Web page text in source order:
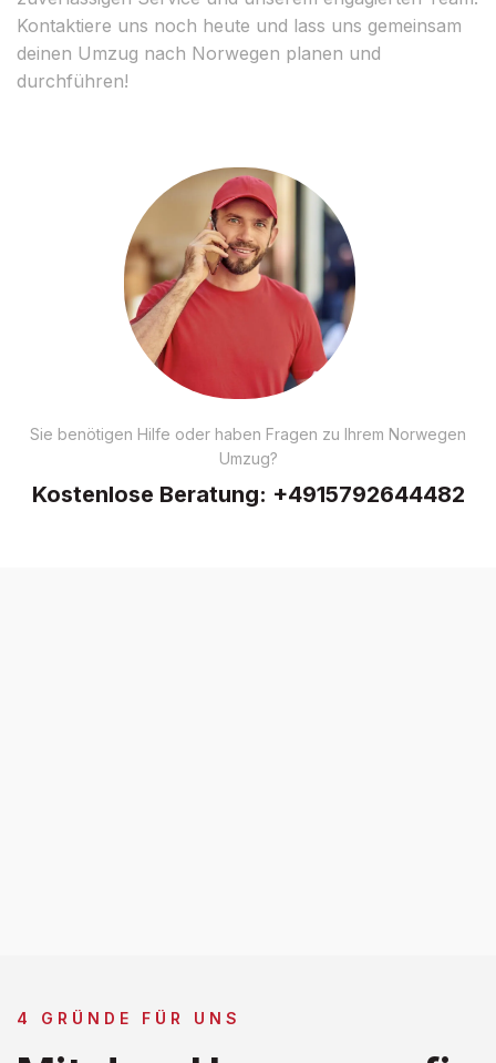
Kontaktiere uns noch heute und lass uns gemeinsam
deinen Umzug nach Norwegen planen und
durchführen!
Sie benötigen Hilfe oder haben Fragen zu Ihrem Norwegen
Umzug?
Kostenlose Beratung: +4915792644482
4 GRÜNDE FÜR UNS